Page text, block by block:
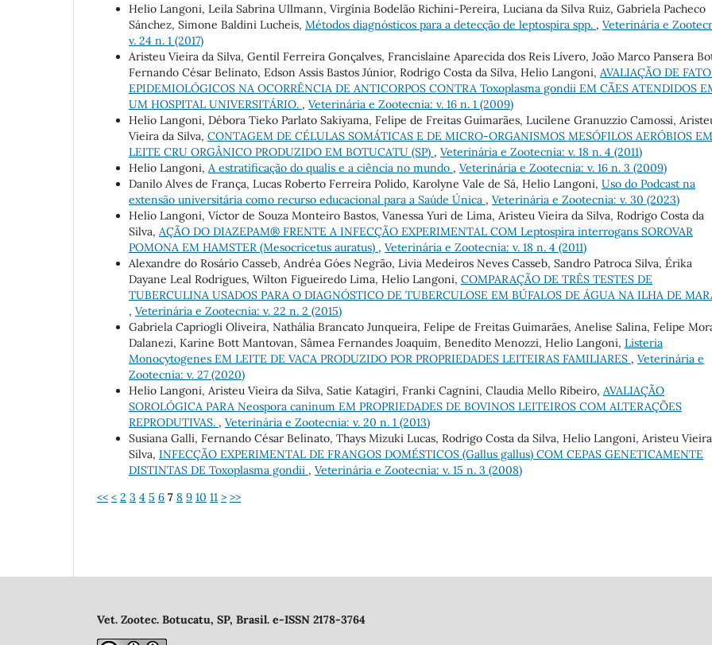
Helio Langoni, Leila Sabrina Ullmann, Virgínia Bodelão Richini-Pereira, Luciana da Silva Ruiz, Gabriela Pacheco
Sánchez, Simone Baldini Lucheis, Métodos diagnósticos para a detecção de leptospira spp. , Veterinária e
v. 24 n. 1 (2017)
Aristeu Vieira da Silva, Gentil Ferreira Gonçalves, Francislaine Aparecida dos Reis Lívero, João Marco Pansera
Fernando César Belinato, Edson Assis Bastos Júnior, Rodrigo Costa da Silva, Helio Langoni, AVALIAÇÃO DE
EPIDEMIOLÓGICOS NA OCORRÊNCIA DE ANTICORPOS CONTRA Toxoplasma gondii EM CÃES ATENDIDOS
UM HOSPITAL UNIVERSITÁRIO. , Veterinária e Zootecnia: v. 16 n. 1 (2009)
Helio Langoni, Débora Tieko Parlato Sakiyama, Felipe de Freitas Guimarães, Lucilene Granuzzio Camossi,
Vieira da Silva, CONTAGEM DE CÉLULAS SOMÁTICAS E DE MICRO-ORGANISMOS MESÓFILOS AERÓBIOS EM
LEITE CRU ORGÂNICO PRODUZIDO EM BOTUCATU (SP) , Veterinária e Zootecnia: v. 18 n. 4 (2011)
Helio Langoni, A estratificação do qualis e a ciência no mundo , Veterinária e Zootecnia: v. 16 n. 3 (2009)
Danilo Alves de França, Lucas Roberto Ferreira Polido, Karolyne Vale de Sá, Helio Langoni, Uso do Podcast na
extensão universitária como recurso educacional para a Saúde Única , Veterinária e Zootecnia: v. 30 (2023)
Helio Langoni, Víctor de Souza Monteiro Bastos, Vanessa Yuri de Lima, Aristeu Vieira da Silva, Rodrigo Costa da
Silva, AÇÃO DO DIAZEPAM® FRENTE A INFECÇÃO EXPERIMENTAL COM Leptospira interrogans SOROVAR
POMONA EM HAMSTER (Mesocricetus auratus) , Veterinária e Zootecnia: v. 18 n. 4 (2011)
Alexandre do Rosário Casseb, Andréa Góes Negrão, Livia Medeiros Neves Casseb, Sandro Patroca Silva, Érika
Dayane Leal Rodrigues, Wilton Figueiredo Lima, Helio Langoni, COMPARAÇÃO DE TRÊS TESTES DE
TUBERCULINA USADOS PARA O DIAGNÓSTICO DE TUBERCULOSE EM BÚFALOS DE ÁGUA NA ILHA DE
, Veterinária e Zootecnia: v. 22 n. 2 (2015)
Gabriela Capriogli Oliveira, Nathália Brancato Junqueira, Felipe de Freitas Guimarães, Anelise Salina, Felipe
Dalanezi, Karine Bott Mantovan, Sâmea Fernandes Joaquim, Benedito Menozzi, Helio Langoni, Listeria
Monocytogenes EM LEITE DE VACA PRODUZIDO POR PROPRIEDADES LEITEIRAS FAMILIARES , Veterinária e
Zootecnia: v. 27 (2020)
Helio Langoni, Aristeu Vieira da Silva, Satie Katagiri, Franki Cagnini, Claudia Mello Ribeiro, AVALIAÇÃO
SOROLÓGICA PARA Neospora caninum EM PROPRIEDADES DE BOVINOS LEITEIROS COM ALTERAÇÕES
REPRODUTIVAS. , Veterinária e Zootecnia: v. 20 n. 1 (2013)
Susiana Galli, Fernando César Belinato, Thays Mizuki Lucas, Rodrigo Costa da Silva, Helio Langoni, Aristeu
Silva, INFECÇÃO EXPERIMENTAL DE FRANGOS DOMÉSTICOS (Gallus gallus) COM CEPAS GENETICAMENTE
DISTINTAS DE Toxoplasma gondii , Veterinária e Zootecnia: v. 15 n. 3 (2008)
<< < 2 3 4 5 6 7 8 9 10 11 > >>
Vet. Zootec. Botucatu, SP, Brasil. e-ISSN 2178-3764